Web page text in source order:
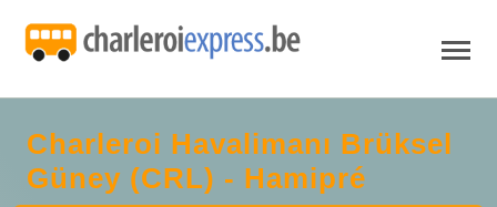
Charleroi Havalimanı Brüksel
Güney (CRL) - Hamipré